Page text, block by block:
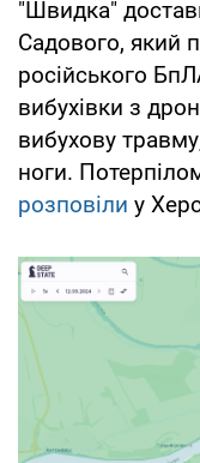
"Швидка"
Садового, який
російського
вибухівки з
вибухову
ноги.
розповіли у